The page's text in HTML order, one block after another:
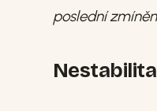
poslední